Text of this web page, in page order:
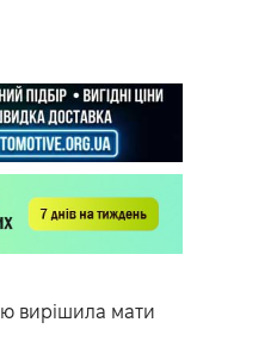
вирішила мати